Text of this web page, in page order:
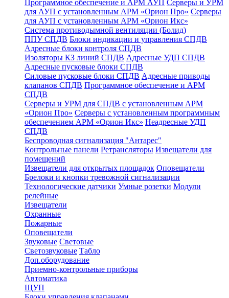
Программное обеспечение и АРМ АУП Серверы и УРМ
для АУП с установленным АРМ «Орион Про» Серверы
для АУП с установленным АРМ «Орион Икс»
Система противодымной вентиляции (Болид)
ППУ СПДВ Блоки индикации и управления СПДВ
Адресные блоки контроля СПДВ
Изоляторы КЗ линий СПДВ Адресные УДП СПДВ
Адресные пусковые блоки СПДВ
Силовые пусковые блоки СПДВ Адресные приводы
клапанов СПДВ Программное обеспечение и АРМ
СПДВ
Серверы и УРМ для СПДВ с установленным АРМ
«Орион Про» Серверы с установленным программным
обеспечением АРМ «Орион Икс» Неадресные УДП
СПДВ
Беспроводная сигнализация "Антарес"
Контрольные панели Ретрансляторы Извещатели для
помещений
Извещатели для открытых площадок Оповещатели
Брелоки и кнопки тревожной сигнализации
Технологические датчики Умные розетки Модули
релейные
Извещатели
Охранные
Пожарные
Оповещатели
Звуковые Световые
Светозвуковые Табло
Доп.оборудование
Приемно-контрольные приборы
Автоматика
ЩУП